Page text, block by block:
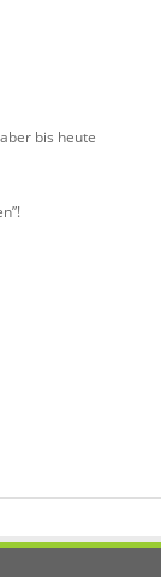
bis heute